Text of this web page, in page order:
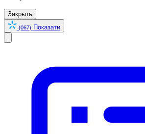
Закрыть
(067) Показати